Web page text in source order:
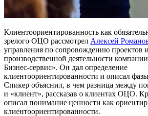
Клиентоориентированность как
зрелого ОЦО рассмотрел Алексей
управления по сопровождению проектов
производственной деятельности
Бизнес-сервис». Он дал определение
клиентоориентированности и описал
Спикер объяснил, в чем разница между
и «клиент», рассказав о клиентах ОЦО.
описал понимание ценности как
клиентоориентированности.